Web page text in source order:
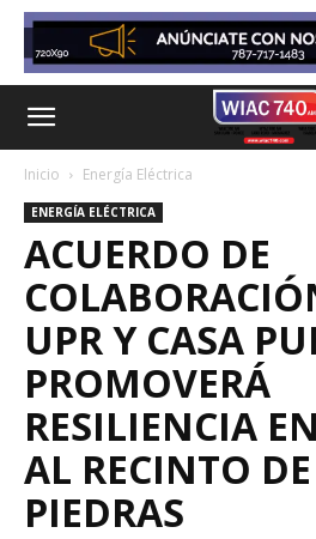
Inicio Energía Eléctrica
ENERGÍA ELÉCTRICA
ACUERDO DE
UPR Y CASA
PROMOVERÁ
RESILIENCIA
AL RECINTO
PIEDRAS